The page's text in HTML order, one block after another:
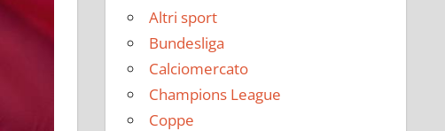
Altri sport
Bundesliga
Calciomercato
Champions League
Coppe